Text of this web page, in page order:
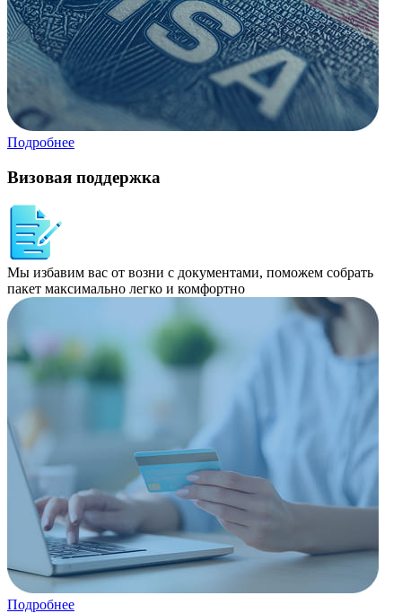
Подробнее
Визовая поддержка
Мы избавим вас от возни с документами, поможем собрать
пакет максимально легко и комфортно
Подробнее